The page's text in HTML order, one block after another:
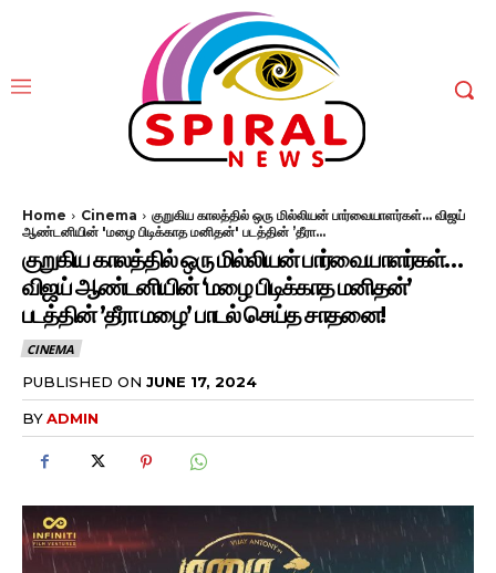
Home Cinema
குறுகிய காலத்தில் ஒரு மில்லியன் பார்வையாளர்கள்… விஜய்
ஆண்டனியின் 'மழை பிடிக்காத மனிதன்' படத்தின் ’தீரா...
குறுகிய காலத்தில் ஒரு மில்லியன் பார்வையாளர்கள்…
விஜய் ஆண்டனியின் ‘மழை பிடிக்காத மனிதன்’
படத்தின் ’தீரா மழை’ பாடல் செய்த சாதனை!
CINEMA
PUBLISHED ON JUNE 17, 2024
BYADMIN